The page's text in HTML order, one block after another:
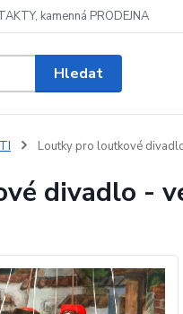
kamenná PRODEJNA
Hledat
Loutky pro loutkové
divadlo -